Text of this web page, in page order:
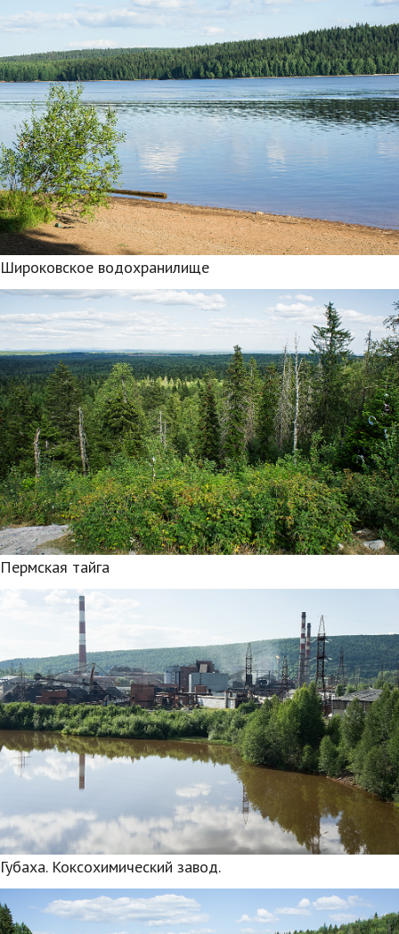
Широковское водохранилище
Пермская тайга
Губаха. Коксохимический завод.